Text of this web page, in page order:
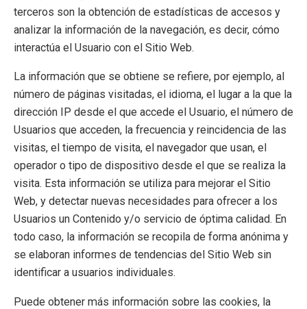
terceros son la obtención de estadísticas de accesos y
analizar la información de la navegación, es decir, cómo
interactúa el Usuario con el Sitio Web.
La información que se obtiene se refiere, por ejemplo, al
número de páginas visitadas, el idioma, el lugar a la que la
dirección IP desde el que accede el Usuario, el número de
Usuarios que acceden, la frecuencia y reincidencia de las
visitas, el tiempo de visita, el navegador que usan, el
operador o tipo de dispositivo desde el que se realiza la
visita. Esta información se utiliza para mejorar el Sitio
Web, y detectar nuevas necesidades para ofrecer a los
Usuarios un Contenido y/o servicio de óptima calidad. En
todo caso, la información se recopila de forma anónima y
se elaboran informes de tendencias del Sitio Web sin
identificar a usuarios individuales.
Puede obtener más información sobre las cookies, la